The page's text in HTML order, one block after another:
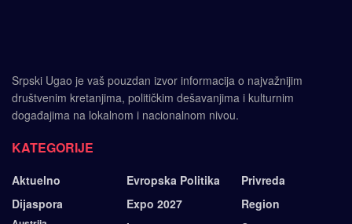
Srpski Ugao je vaš pouzdan izvor informacija o najvažnijim
društvenim kretanjima, političkim dešavanjima i kulturnim
događajima na lokalnom i nacionalnom nivou.
KATEGORIJE
Aktuelno
Dijaspora
Evropska Politika
Expo 2027
Privreda
Region